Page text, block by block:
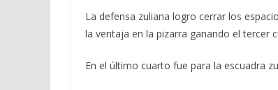
La defensa zuliana logro cerrar los
la ventaja en la pizarra ganando el tercer
En el último cuarto fue para la escuadra